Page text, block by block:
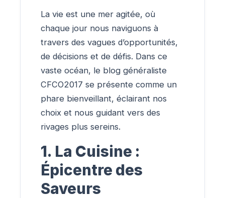
La vie est une mer agitée, où
chaque jour nous naviguons à
travers des vagues d’opportunités,
de décisions et de défis. Dans ce
vaste océan, le blog généraliste
CFCO2017 se présente comme un
phare bienveillant, éclairant nos
choix et nous guidant vers des
rivages plus sereins.
1. La Cuisine :
Épicentre des
Saveurs